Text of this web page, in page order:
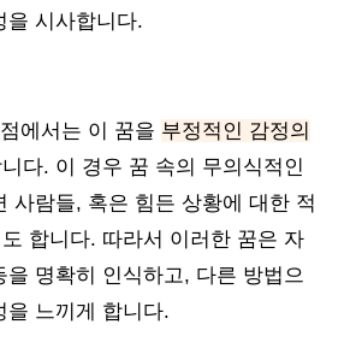
을 시사합니다.
에서는 이 꿈을 부정적인 감정의
다. 이 경우 꿈 속의 무의식적인
사람들, 혹은 힘든 상황에 대한 적
합니다. 따라서 이러한 꿈은 자
을 명확히 인식하고, 다른 방법으
을 느끼게 합니다.